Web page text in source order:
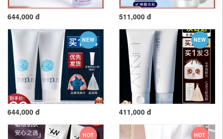
644,000 đ 511,000 đ
NEW
644,000 đ
NEW
411,000 đ
HOT HOT